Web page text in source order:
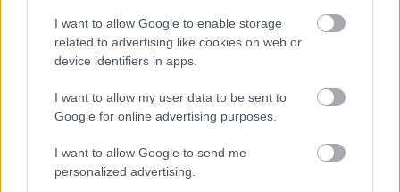
I want to allow Google to enable storage
related to advertising like cookies on web or
device identifiers in apps.
I want to allow my user data to be sent to
Google for online advertising purposes.
I want to allow Google to send me
personalized advertising.
Itt állíthatod be, hogy a Csakfoci az elsők
között legyen a Google-találatokban
Tetszett a cikk? Megosztanád?
Link másolása Email küldés